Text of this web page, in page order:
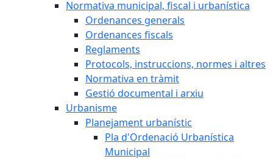
Normativa municipal, fiscal i urbanística
Ordenances generals
Ordenances fiscals
Reglaments
Protocols, instruccions, normes i altres
Normativa en tràmit
Gestió documental i arxiu
Urbanisme
Planejament urbanístic
Pla d'Ordenació Urbanística
Municipal